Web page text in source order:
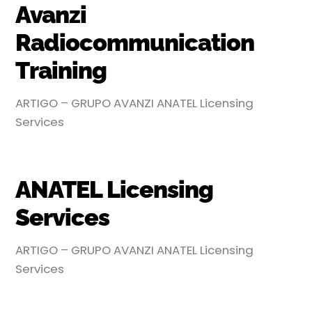
Avanzi
Radiocommunication
Training
ARTIGO – GRUPO AVANZI ANATEL Licensing
Services
ANATEL Licensing
Services
ARTIGO – GRUPO AVANZI ANATEL Licensing
Services